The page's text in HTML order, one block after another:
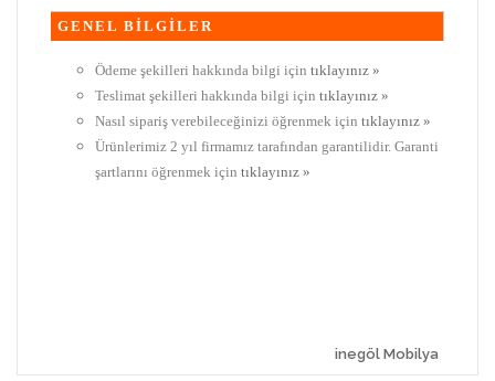
GENEL BİLGİLER
Ödeme şekilleri hakkında bilgi için tıklayınız »
Teslimat şekilleri hakkında bilgi için tıklayınız »
Nasıl sipariş verebileceğinizi öğrenmek için tıklayınız »
Ürünlerimiz 2 yıl firmamız tarafından garantilidir. Garanti
şartlarını öğrenmek için tıklayınız »
inegöl Mobilya